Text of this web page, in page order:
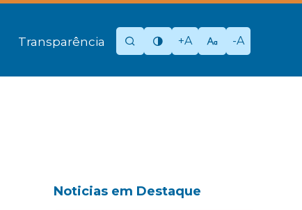
Transparência +A -A
Noticias em Destaque